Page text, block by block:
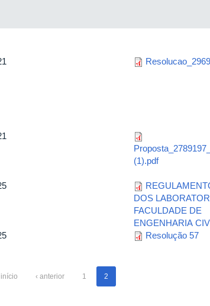
(1).pdf
DOS
FACULDADE DE
ENGENHARIA
Resolução 57
‹ anterior 1 2